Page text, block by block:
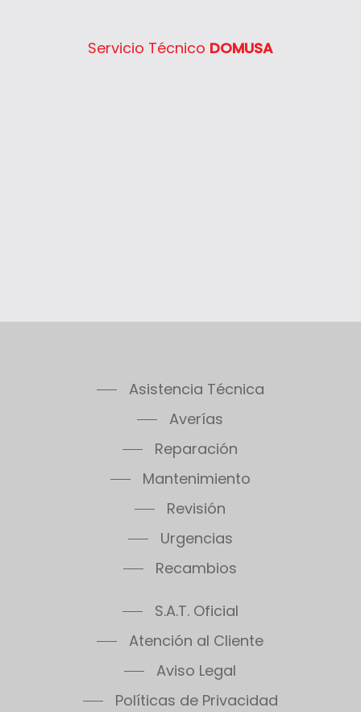
Servicio Técnico DOMUSA
Asistencia Técnica
Averías
Reparación
Mantenimiento
Revisión
Urgencias
Recambios
S.A.T. Oficial
Atención al Cliente
Aviso Legal
Políticas de Privacidad